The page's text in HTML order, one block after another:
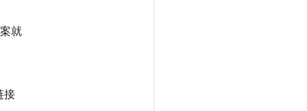
就
接